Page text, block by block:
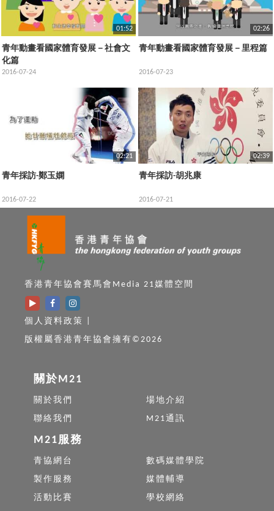
01:52
青年動畫看國家體育發展－社會文
化篇
2016-07-24
02:26
青年動畫看國家體育發展－里程篇
2016-07-23
02:21
青年採訪-鄭玉嫻
2016-07-22
02:39
青年採訪-胡兆康
2016-07-21
香港青年協會賽馬會Media 21媒體空間
個人資料政策
版權屬香港青年協會擁有©2026
關於M21
關於我們
場地介紹
聯絡我們
M21通訊
M21服務
青協網台
數碼媒體學院
製作服務
媒體輔導
活動比賽
學校網絡